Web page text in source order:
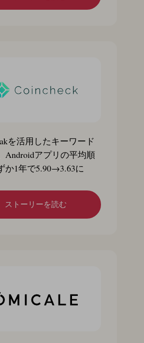
を活用したキーワード
Androidアプリの平均順
か1年で5.90→3.63に
ストーリーを読む